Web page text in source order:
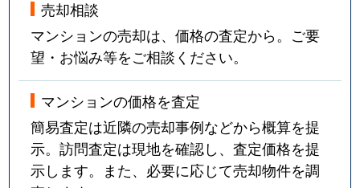
売却相談
マンションの売却は、価格の査定から。ご要
望・お悩み等をご相談ください。
マンションの価格を査定
簡易査定は近隣の売却事例などから概算を提
示。訪問査定は現地を確認し、査定価格を提
示します。また、必要に応じて売却物件を調